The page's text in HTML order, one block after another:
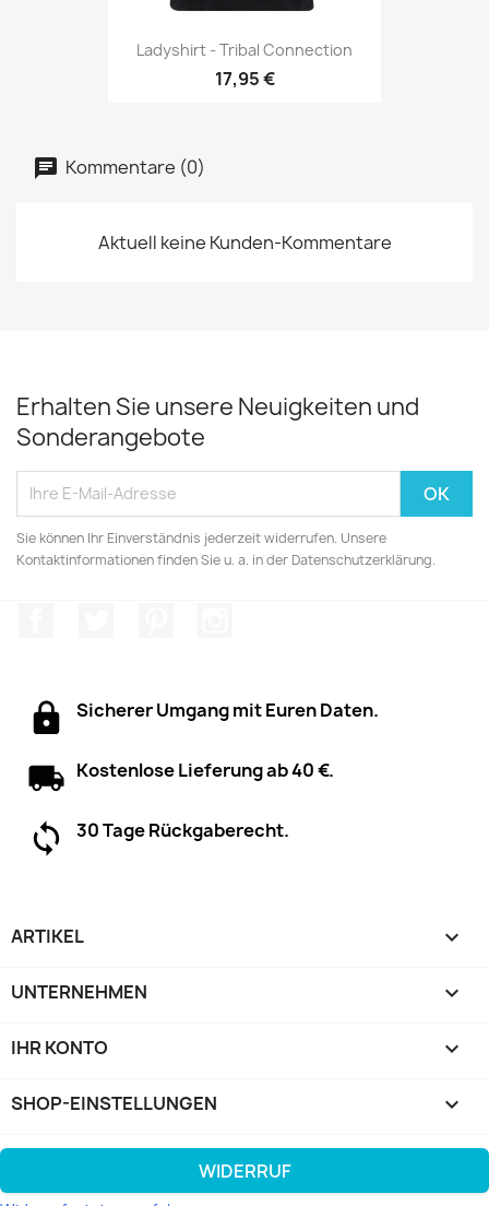
Ladyshirt - Tribal Connection
17,95 €
Kommentare (0)
Aktuell keine Kunden-Kommentare
Erhalten Sie unsere Neuigkeiten und
Sonderangebote
Sie können Ihr Einverständnis jederzeit widerrufen. Unsere
Kontaktinformationen finden Sie u. a. in der Datenschutzerklärung.
Sicherer Umgang mit Euren Daten.
Kostenlose Lieferung ab 40 €.
30 Tage Rückgaberecht.
ARTIKEL 
UNTERNEHMEN 
IHR KONTO 
SHOP-EINSTELLUNGEN keyboard_arrow_down
WIDERRUF